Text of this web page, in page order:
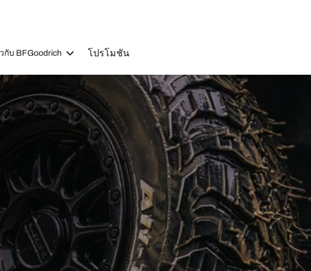
กับ BFGoodrich โปรโมชัน